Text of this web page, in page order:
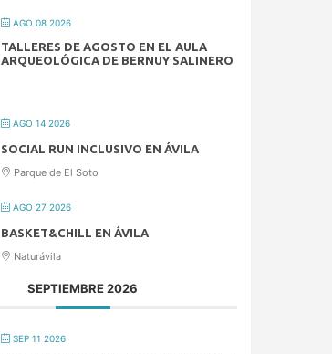
AGO 08 2026
TALLERES DE AGOSTO EN EL AULA
ARQUEOLÓGICA DE BERNUY SALINERO
AGO 14 2026
SOCIAL RUN INCLUSIVO EN ÁVILA
Parque de El Soto
AGO 27 2026
BASKET&CHILL EN ÁVILA
Naturávila
SEPTIEMBRE 2026
SEP 11 2026